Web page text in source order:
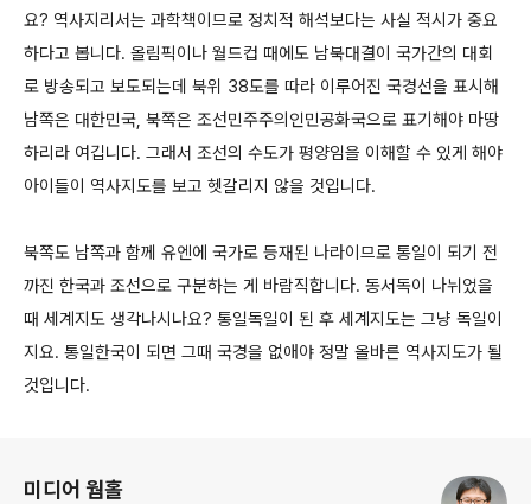
요? 역사지리서는 과학책이므로 정치적 해석보다는 사실 적시가 중요
하다고 봅니다. 올림픽이나 월드컵 때에도 남북대결이 국가간의 대회
로 방송되고 보도되는데 북위 38도를 따라 이루어진 국경선을 표시해
남쪽은 대한민국, 북쪽은 조선민주주의인민공화국으로 표기해야 마땅
하리라 여깁니다. 그래서 조선의 수도가 평양임을 이해할 수 있게 해야
아이들이 역사지도를 보고 헷갈리지 않을 것입니다.
북쪽도 남쪽과 함께 유엔에 국가로 등재된 나라이므로 통일이 되기 전
까진 한국과 조선으로 구분하는 게 바람직합니다. 동서독이 나뉘었을
때 세계지도 생각나시나요? 통일독일이 된 후 세계지도는 그냥 독일이
지요. 통일한국이 되면 그때 국경을 없애야 정말 올바른 역사지도가 될
것입니다.
미디어 웜홀